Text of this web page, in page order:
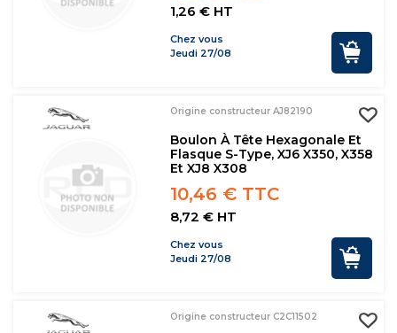
1,26 € HT
Chez vous
Jeudi 27/08
Origine constructeur AJ82190
Boulon À Tête Hexagonale Et
Flasque S-Type, XJ6 X350, X358
Et XJ8 X308
10,46 € TTC
8,72 € HT
Chez vous
Jeudi 27/08
Origine constructeur C2C11502